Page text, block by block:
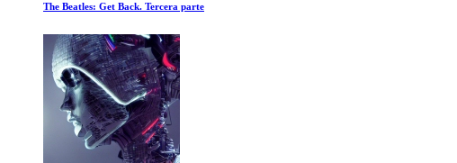
Billie Eilish: Hit Me Hard and Soft